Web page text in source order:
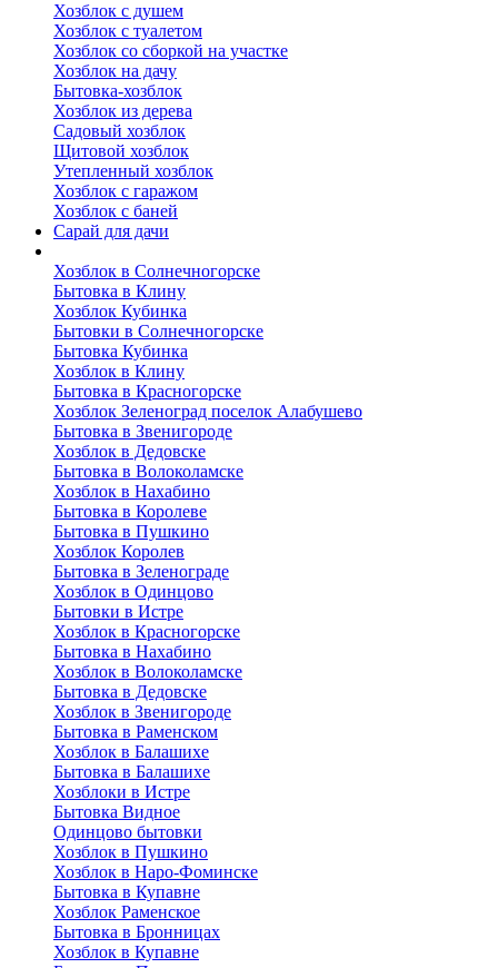
Хозблок с душем
Хозблок с туалетом
Хозблок со сборкой на участке
Хозблок на дачу
Бытовка-хозблок
Хозблок из дерева
Садовый хозблок
Щитовой хозблок
Утепленный хозблок
Хозблок с гаражом
Хозблок с баней
Сарай для дачи
Хозблок в Солнечногорске
Бытовка в Клину
Хозблок Кубинка
Бытовки в Солнечногорске
Бытовка Кубинка
Хозблок в Клину
Бытовка в Красногорске
Хозблок Зеленоград поселок Алабушево
Бытовка в Звенигороде
Хозблок в Дедовске
Бытовка в Волоколамске
Хозблок в Нахабино
Бытовка в Королеве
Бытовкa в Пушкино
Хозблок Королев
Бытовка в Зеленограде
Хозблок в Одинцово
Бытовки в Истре
Хозблок в Красногорске
Бытовка в Нахабино
Хозблок в Волоколамске
Бытовкa в Дедовске
Хозблок в Звенигороде
Бытовка в Раменском
Хозблок в Балашихе
Бытовкa в Балашихе
Хозблоки в Истре
Бытовка Видное
Одинцово бытовки
Хозблок в Пушкино
Хозблок в Наро-Фоминске
Бытовка в Купавне
Хозблок Раменское
Бытовка в Бронницах
Хозблок в Купавне